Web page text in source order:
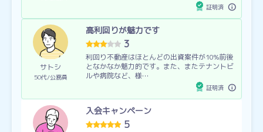
証明済
サトシ
50代 公務員
高利回りが魅力です
3
利回り不動産はほとんどの出資案件が10%前後
となかなか魅力的です。また、またテナントビ
ルや病院など、様…
証明済
入会キャンペーン
5